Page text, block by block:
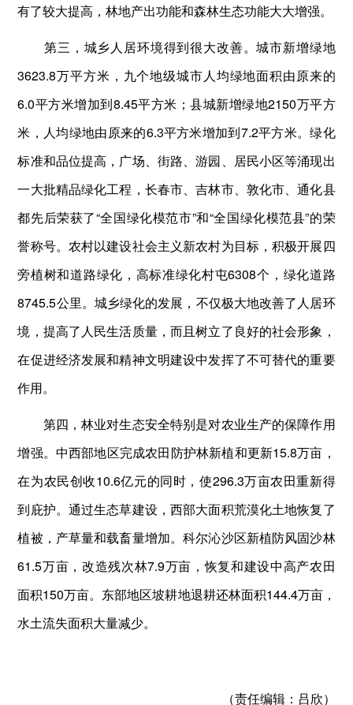
有了较大提高，林地产出功能和森林生态功能大大增强。
第三，城乡人居环境得到很大改善。城市新增绿地
3623.8万平方米，九个地级城市人均绿地面积由原来的
6.0平方米增加到8.45平方米；县城新增绿地2150万平方
米，人均绿地由原来的6.3平方米增加到7.2平方米。绿化
标准和品位提高，广场、街路、游园、居民小区等涌现出
一大批精品绿化工程，长春市、吉林市、敦化市、通化县
都先后荣获了“全国绿化模范市”和“全国绿化模范县”的荣
誉称号。农村以建设社会主义新农村为目标，积极开展四
旁植树和道路绿化，高标准绿化村屯6308个，绿化道路
8745.5公里。城乡绿化的发展，不仅极大地改善了人居环
境，提高了人民生活质量，而且树立了良好的社会形象，
在促进经济发展和精神文明建设中发挥了不可替代的重要
作用。
第四，林业对生态安全特别是对农业生产的保障作用
增强。中西部地区完成农田防护林新植和更新15.8万亩，
在为农民创收10.6亿元的同时，使296.3万亩农田重新得
到庇护。通过生态草建设，西部大面积荒漠化土地恢复了
植被，产草量和载畜量增加。科尔沁沙区新植防风固沙林
61.5万亩，改造残次林7.9万亩，恢复和建设中高产农田
面积150万亩。东部地区坡耕地退耕还林面积144.4万亩，
水土流失面积大量减少。
（责任编辑： 吕欣）